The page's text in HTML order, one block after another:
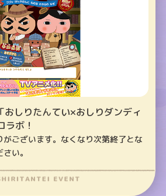
おしりたんてい×おしりダンディ
ラボ！
ございます。なくなり次第終了とな
い。